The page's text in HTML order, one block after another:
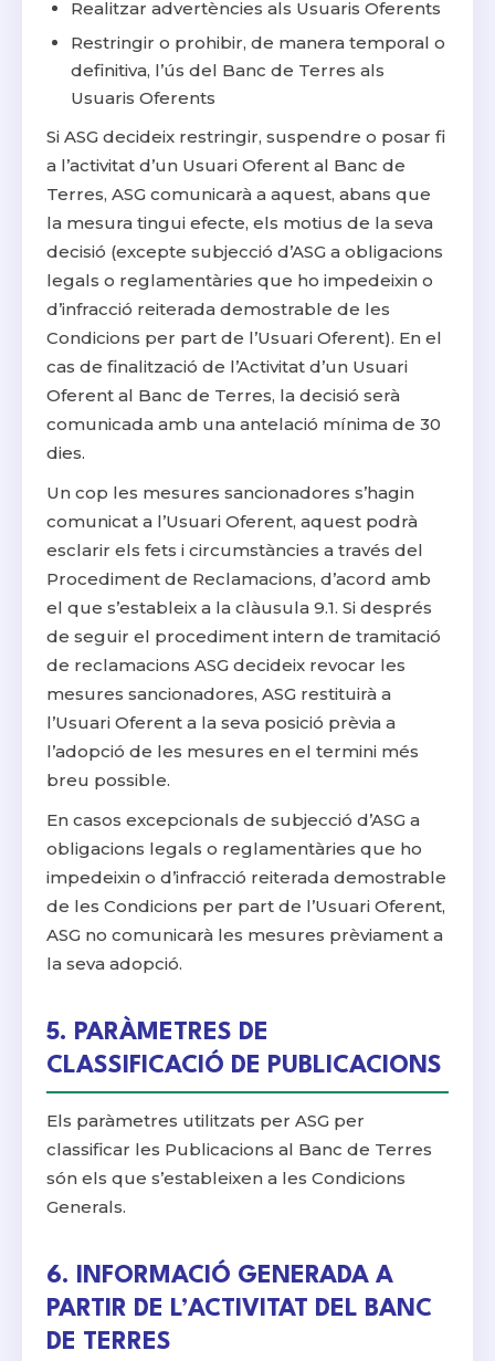
Realitzar advertències als Usuaris Oferents
Restringir o prohibir, de manera temporal o
definitiva, l’ús del Banc de Terres als
Usuaris Oferents
Si ASG decideix restringir, suspendre o posar fi
a l’activitat d’un Usuari Oferent al Banc de
Terres, ASG comunicarà a aquest, abans que
la mesura tingui efecte, els motius de la seva
decisió (excepte subjecció d’ASG a obligacions
legals o reglamentàries que ho impedeixin o
d’infracció reiterada demostrable de les
Condicions per part de l’Usuari Oferent). En el
cas de finalització de l’Activitat d’un Usuari
Oferent al Banc de Terres, la decisió serà
comunicada amb una antelació mínima de 30
dies.
Un cop les mesures sancionadores s’hagin
comunicat a l’Usuari Oferent, aquest podrà
esclarir els fets i circumstàncies a través del
Procediment de Reclamacions, d’acord amb
el que s’estableix a la clàusula 9.1. Si després
de seguir el procediment intern de tramitació
de reclamacions ASG decideix revocar les
mesures sancionadores, ASG restituirà a
l’Usuari Oferent a la seva posició prèvia a
l’adopció de les mesures en el termini més
breu possible.
En casos excepcionals de subjecció d’ASG a
obligacions legals o reglamentàries que ho
impedeixin o d’infracció reiterada demostrable
de les Condicions per part de l’Usuari Oferent,
ASG no comunicarà les mesures prèviament a
la seva adopció.
5. PARÀMETRES DE
CLASSIFICACIÓ DE PUBLICACIONS
Els paràmetres utilitzats per ASG per
classificar les Publicacions al Banc de Terres
són els que s’estableixen a les Condicions
Generals.
6. INFORMACIÓ GENERADA A
PARTIR DE L’ACTIVITAT DEL BANC
DE TERRES